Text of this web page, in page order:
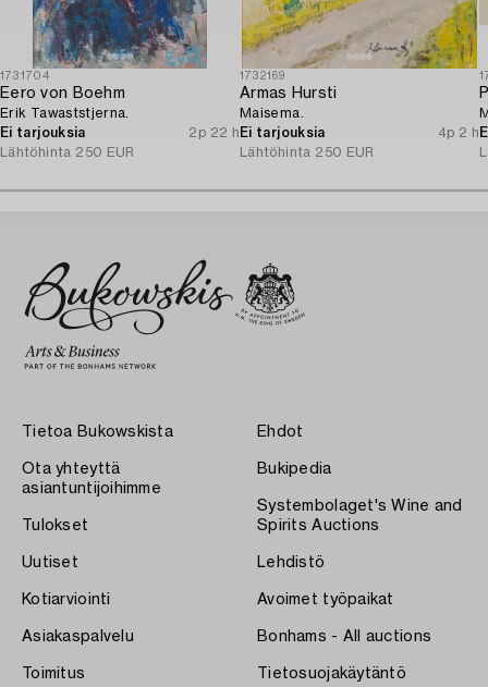
1731704
Eero von Boehm
Erik Tawaststjerna.
Ei tarjouksia
2p 22 h
Lähtöhinta 250 EUR
1732169
Armas Hursti
Maisema.
Ei tarjouksia
4p 2 h
Lähtöhinta 250 EUR
Tietoa Bukowskista
Ota yhteyttä
asiantuntijoihimme
Tulokset
Uutiset
Kotiarviointi
Asiakaspalvelu
Toimitus
Ehdot
Bukipedia
Systembolaget's Wine and
Spirits Auctions
Lehdistö
Avoimet työpaikat
Bonhams - All auctions
Tietosuojakäytäntö